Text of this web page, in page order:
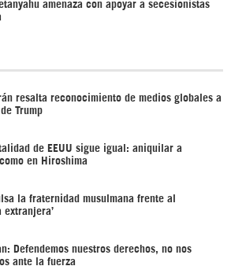
amenaza con apoyar a secesionistas
resalta reconocimiento de medios globales a
Trump
de EEUU sigue igual: aniquilar a
en Hiroshima
la fraternidad musulmana frente al
extranjera’
Defendemos nuestros derechos, no nos
ante la fuerza